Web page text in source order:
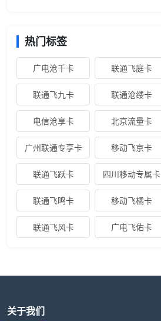
热门标签
广电沧千卡 联通飞庭卡
联通飞九卡 联通沧缕卡
电信沧享卡 北京流量卡
广州联通专享卡 移动飞京卡
联通飞跃卡 四川移动专属卡
联通飞鸣卡 移动飞橘卡
联通飞风卡 广电飞佑卡
关于我们